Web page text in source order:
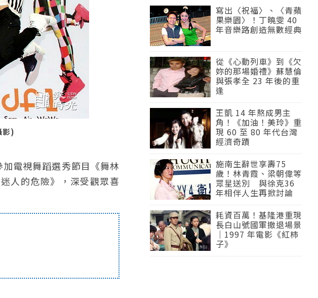
影)
電視舞蹈選秀節目《舞林
人的危險》，深受觀眾喜
寫出〈祝福〉、〈青蘋
果樂園〉！丁曉雯 40
年音樂路創造無數經典
從《心動列車》到《欠
妳的那場婚禮》蘇慧倫
與張孝全 23 年後的重
逢
王凱 14 年熬成男主
角！《加油！美玲》重
現 60 至 80 年代台灣
經濟奇蹟
施南生辭世享壽75
歲！林青霞、梁朝偉等
眾星送別 與徐克36
年相伴人生再掀討論
耗資百萬！基隆港重現
長白山號國軍撤退場景
｜1997 年電影《紅柿
子》